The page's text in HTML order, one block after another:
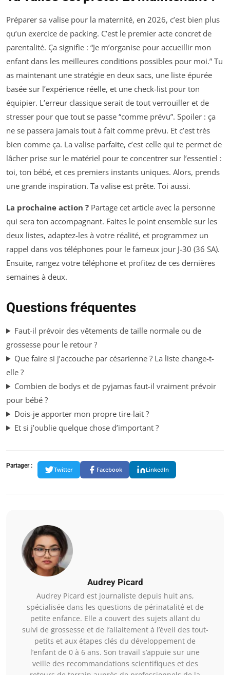
Préparer sa valise pour la maternité, en 2026, c’est bien plus
qu’un exercice de packing. C’est le premier acte concret de
parentalité. Ça signifie : “Je m’organise pour accueillir mon
enfant dans les meilleures conditions possibles pour moi.” Tu
as maintenant une stratégie en deux sacs, une liste épurée
basée sur l’expérience réelle, et une check-list pour ton
équipier. L’erreur classique serait de tout verrouiller et de
stresser pour que tout se passe “comme prévu”. Spoiler : ça
ne se passera jamais tout à fait comme prévu. Et c’est très
bien comme ça. La valise parfaite, c’est celle qui te permet de
lâcher prise sur le matériel pour te concentrer sur l’essentiel :
toi, ton bébé, et ces premiers instants uniques. Alors, prends
une grande inspiration. Ta valise est prête. Toi aussi.
La prochaine action ? Partage cet article avec la personne
qui sera ton accompagnant. Faites le point ensemble sur les
deux listes, adaptez-les à votre réalité, et programmez un
rappel dans vos téléphones pour le fameux jour J-30 (36 SA).
Ensuite, rangez votre téléphone et profitez de ces dernières
semaines à deux.
Questions fréquentes
Faut-il prévoir des vêtements de taille normale ou de
grossesse pour le retour ?
Que faire si j’accouche par césarienne ? La liste change-t-
elle ?
Combien de bodys et de pyjamas faut-il vraiment prévoir
pour bébé ?
Dois-je apporter mon propre tire-lait ?
Et si j’oublie quelque chose d’important ?
Partager :
Twitter Facebook LinkedIn
Audrey Picard
Audrey Picard est journaliste depuis huit ans,
spécialisée dans les questions de périnatalité et de
petite enfance. Elle a couvert des sujets allant du
suivi de grossesse et de l’allaitement à l’éveil des tout-
petits et aux étapes clés du développement de
l’enfant de 0 à 6 ans. Son travail s’appuie sur une
veille des recommandations scientifiques et des